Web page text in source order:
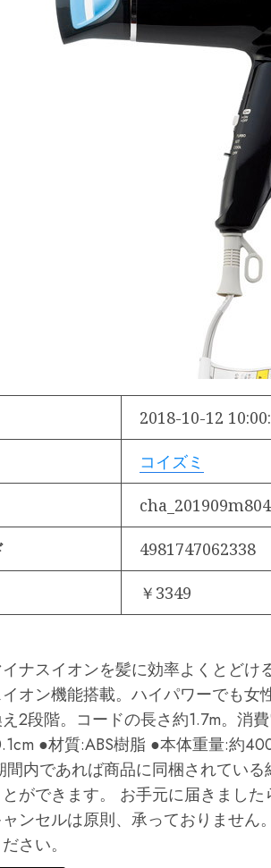
2018-10-12
コイズミ
4981747062338
￥3349
ナスイオンを髪に効率よくとどけ
オン機能搭載。ハイパワーでも女
2段階。コードの長さ約1.7m。消
●材質:ABS樹脂 ●本体重量:約
間内であれば商品に同梱されてい
ができます。 お手元に届きました
ンセルは原則、承っておりません
さい。